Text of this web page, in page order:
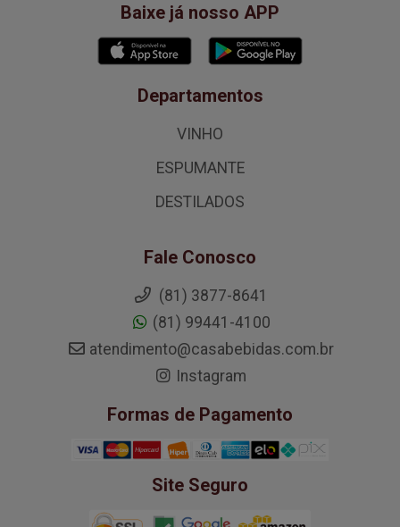
Baixe já nosso APP
Departamentos
VINHO
ESPUMANTE
DESTILADOS
Fale Conosco
(81) 3877-8641
(81) 99441-4100
atendimento@casabebidas.com.br
Instagram
Formas de Pagamento
Site Seguro